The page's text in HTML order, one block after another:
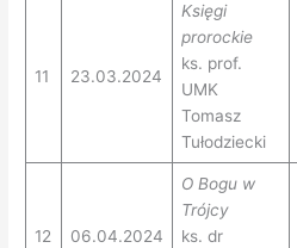
11 23.03.2024
Księgi
prorockie
ks. prof.
UMK
Tomasz
Tułodziecki
12 06.04.2024
O Bogu w
Trójcy
ks. dr